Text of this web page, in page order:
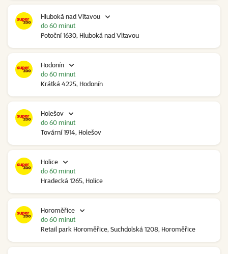
Hluboká nad Vltavou
Potoční 1630, Hluboká nad Vltavou
do 60 minut
Hodonín
Krátká 4225, Hodonín
do 60 minut
Holešov
Tovární 1914, Holešov
do 60 minut
Holice
Hradecká 1265, Holice
do 60 minut
Horoměřice
Retail park Horoměřice, Suchdolská 1208, Horoměřice
do 60 minut